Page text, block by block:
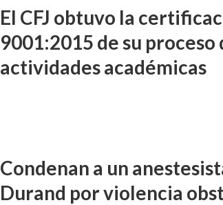
El CFJ obtuvo la
9001:2015 de su proceso
actividades académicas
Condenan a un
Durand por violencia